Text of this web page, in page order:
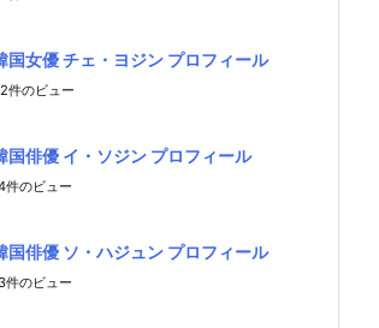
国女優 チェ・ヨジン プロフィール
件のビュー
国俳優 イ・ソジン プロフィール
件のビュー
国俳優 ソ・ハジュン プロフィール
件のビュー